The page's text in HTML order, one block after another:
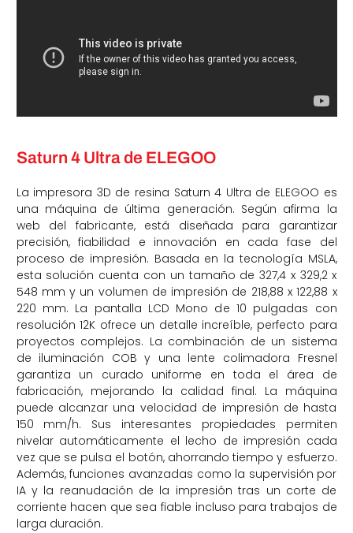
Saturn 4 Ultra de ELEGOO
La impresora 3D de resina Saturn 4 Ultra de ELEGOO es
una máquina de última generación. Según afirma la
web del fabricante, está diseñada para garantizar
precisión, fiabilidad e innovación en cada fase del
proceso de impresión. Basada en la tecnología MSLA,
esta solución cuenta con un tamaño de 327,4 x 329,2 x
548 mm y un volumen de impresión de 218,88 x 122,88 x
220 mm. La pantalla LCD Mono de 10 pulgadas con
resolución 12K ofrece un detalle increíble, perfecto para
proyectos complejos. La combinación de un sistema
de iluminación COB y una lente colimadora Fresnel
garantiza un curado uniforme en toda el área de
fabricación, mejorando la calidad final. La máquina
puede alcanzar una velocidad de impresión de hasta
150 mm/h. Sus interesantes propiedades permiten
nivelar automáticamente el lecho de impresión cada
vez que se pulsa el botón, ahorrando tiempo y esfuerzo.
Además, funciones avanzadas como la supervisión por
IA y la reanudación de la impresión tras un corte de
corriente hacen que sea fiable incluso para trabajos de
larga duración.